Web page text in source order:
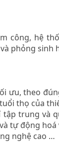
công, hệ
phỏng sinh
ưu, theo
thọ của
trung và
tự động hoá
nghệ cao …